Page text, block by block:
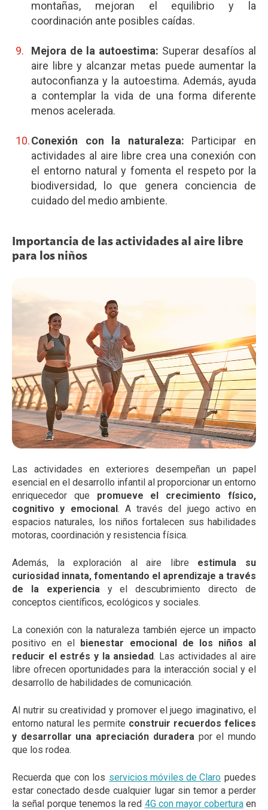
montañas, mejoran el equilibrio y la
coordinación ante posibles caídas.
Mejora de la autoestima: Superar desafíos al
aire libre y alcanzar metas puede aumentar la
autoconfianza y la autoestima. Además, ayuda
a contemplar la vida de una forma diferente
menos acelerada.
Conexión con la naturaleza: Participar en
actividades al aire libre crea una conexión con
el entorno natural y fomenta el respeto por la
biodiversidad, lo que genera conciencia de
cuidado del medio ambiente.
Importancia de las actividades al aire libre
para los niños
Las actividades en exteriores desempeñan un papel
esencial en el desarrollo infantil al proporcionar un entorno
enriquecedor que promueve el crecimiento físico,
cognitivo y emocional. A través del juego activo en
espacios naturales, los niños fortalecen sus habilidades
motoras, coordinación y resistencia física.
Además, la exploración al aire libre estimula su
curiosidad innata, fomentando el aprendizaje a través
de la experiencia y el descubrimiento directo de
conceptos científicos, ecológicos y sociales.
La conexión con la naturaleza también ejerce un impacto
positivo en el bienestar emocional de los niños al
reducir el estrés y la ansiedad. Las actividades al aire
libre ofrecen oportunidades para la interacción social y el
desarrollo de habilidades de comunicación.
Al nutrir su creatividad y promover el juego imaginativo, el
entorno natural les permite construir recuerdos felices
y desarrollar una apreciación duradera por el mundo
que los rodea.
Recuerda que con los servicios móviles de Claro puedes
estar conectado desde cualquier lugar sin temor a perder
la señal porque tenemos la red 4G con mayor coberturaen